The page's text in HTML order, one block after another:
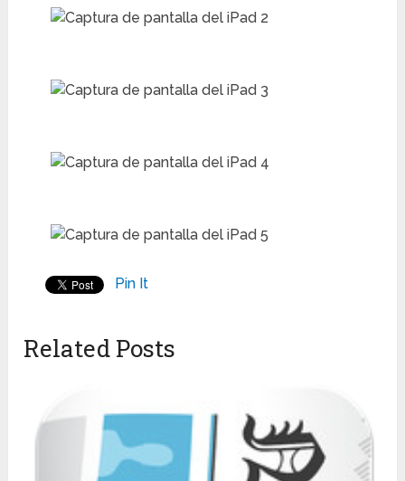
Pin It
Related Posts